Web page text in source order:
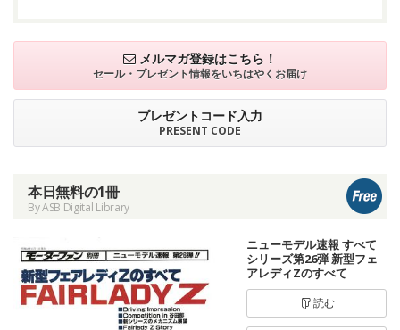
メルマガ登録はこちら！
セール・プレゼント情報をいちはやくお届け
プレゼントコード入力
PRESENT CODE
本日無料の1冊
By ASB Digital Library
ニューモデル速報 すべて
シリーズ第26弾 新型フェ
アレディZのすべて
読む